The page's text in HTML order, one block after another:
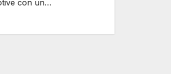
con un…